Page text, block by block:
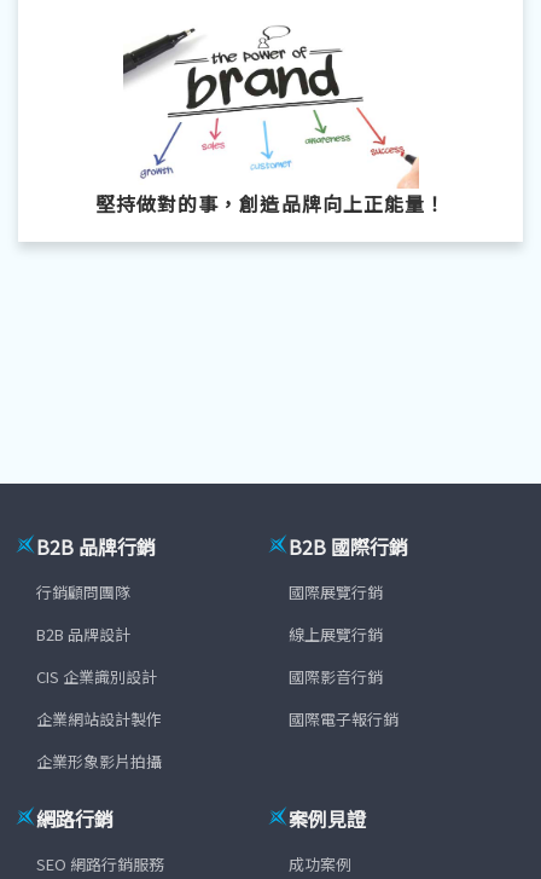
堅持做對的事，創造品牌向上正能量！
B2B 品牌行銷
行銷顧問團隊
B2B 品牌設計
CIS 企業識別設計
企業網站設計製作
企業形象影片拍攝
B2B 國際行銷
國際展覽行銷
線上展覽行銷
國際影音行銷
國際電子報行銷
網路行銷
SEO 網路行銷服務
案例見證
成功案例